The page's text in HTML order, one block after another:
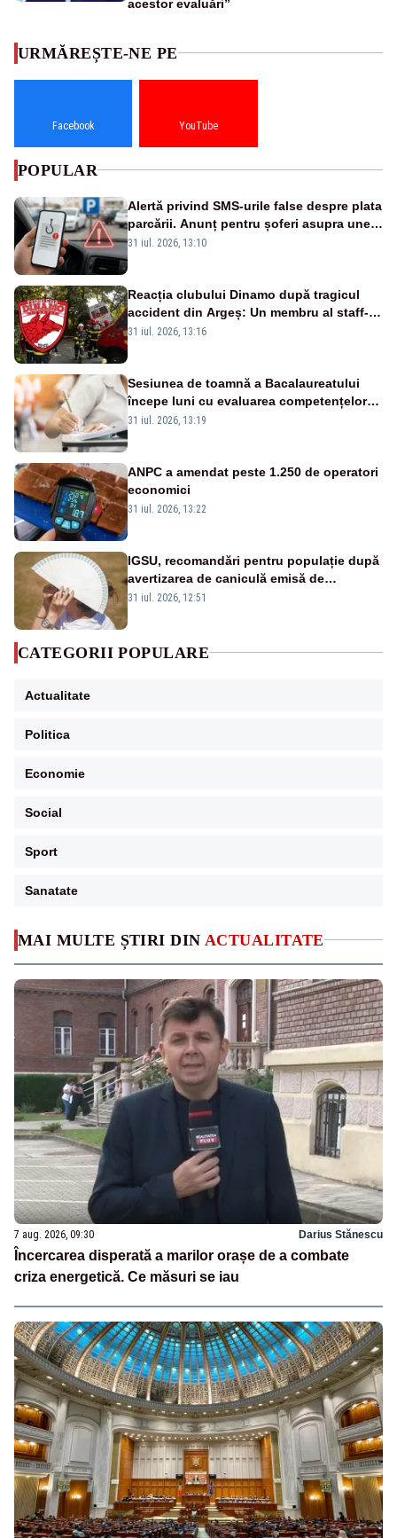
acestor evaluări”
MAI MULTE ȘTIRI DIN ACTUALITATE
7 aug. 2026, 09:30 Darius Stănescu
Încercarea disperată a marilor orașe de a combate
criza energetică. Ce măsuri se iau
URMĂREȘTE-NE PE
Facebook YouTube
POPULAR
Alertă privind SMS-urile false despre plata
parcării. Anunț pentru șoferi asupra unei
noi metode de fraudă online
31 iul. 2026, 13:10
Reacția clubului Dinamo după tragicul
accident din Argeș: Un membru al staff-
ului medical a murit, antrenorul Adrian
31 iul. 2026, 13:16
Sesiunea de toamnă a Bacalaureatului
începe luni cu evaluarea competențelor
orale la Limba română
31 iul. 2026, 13:19
ANPC a amendat peste 1.250 de operatori
economici
31 iul. 2026, 13:22
IGSU, recomandări pentru populație după
avertizarea de caniculă emisă de
meteorologi
31 iul. 2026, 12:51
CATEGORII POPULARE
Actualitate
Politica
Economie
Social
Sport
Sanatate